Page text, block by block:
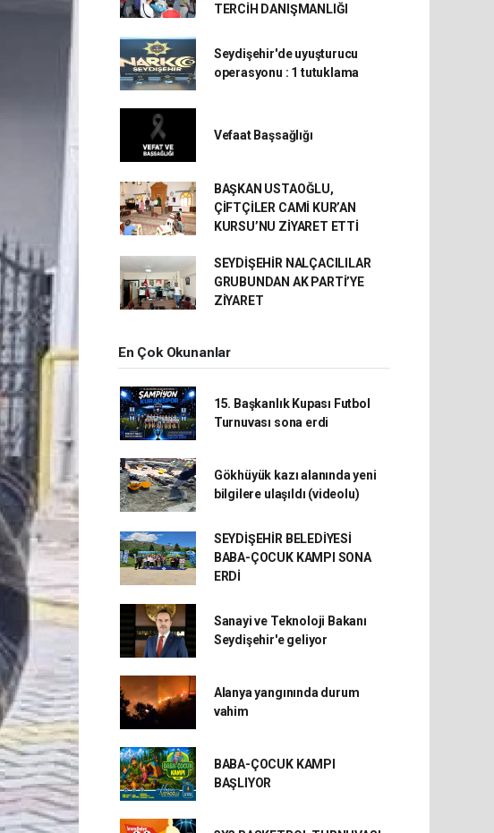
TERCİH DANIŞMANLIĞI
Seydişehir'de uyuşturucu
operasyonu : 1 tutuklama
Vefaat Başsağlığı
BAŞKAN USTAOĞLU,
ÇİFTÇİLER CAMİ KUR’AN
KURSU’NU ZİYARET ETTİ
SEYDİŞEHİR NALÇACILILAR
GRUBUNDAN AK PARTİ’YE
ZİYARET
En Çok Okunanlar
15. Başkanlık Kupası Futbol
Turnuvası sona erdi
Gökhüyük kazı alanında yeni
bilgilere ulaşıldı (videolu)
SEYDİŞEHİR BELEDİYESİ
BABA-ÇOCUK KAMPI SONA
ERDİ
Sanayi ve Teknoloji Bakanı
Seydişehir'e geliyor
Alanya yangınında durum
vahim
BABA-ÇOCUK KAMPI
BAŞLIYOR